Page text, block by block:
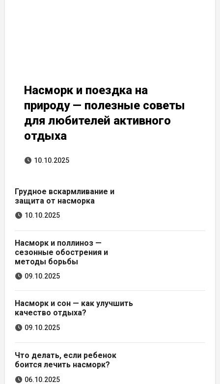
Насморк и поездка на
природу — полезные советы
для любителей активного
отдыха
10.10.2025
Грудное вскармливание и
защита от насморка
10.10.2025
Насморк и поллиноз —
сезонные обострения и
методы борьбы
09.10.2025
Насморк и сон — как улучшить
качество отдыха?
09.10.2025
Что делать, если ребенок
боится лечить насморк?
06.10.2025